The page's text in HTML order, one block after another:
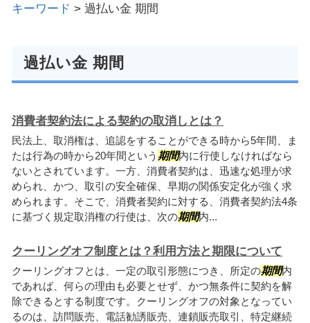
キーワード > 過払い金 期間
過払い金 期間
消費者契約法による契約の取消しとは？
民法上、取消権は、追認をすることができる時から5年間、ま
たは行為の時から20年間という 期間内に行使しなければなら
ないとされています。一方、消費者契約は、迅速な処理が求
められ、かつ、取引の安全確保、早期の関係安定化が強く求
められます。そこで、消費者契約に対する、消費者契約法4条
に基づく規定取消権の行使は、次の期間内...
クーリングオフ制度とは？利用方法と期限について
クーリングオフとは、一定の取引形態につき、所定の期間内
であれば、何らの理由も必要とせず、かつ無条件に契約を解
除できるとする制度です。クーリングオフの対象となってい
るのは、訪問販売、電話勧誘販売、連鎖販売取引、特定継続